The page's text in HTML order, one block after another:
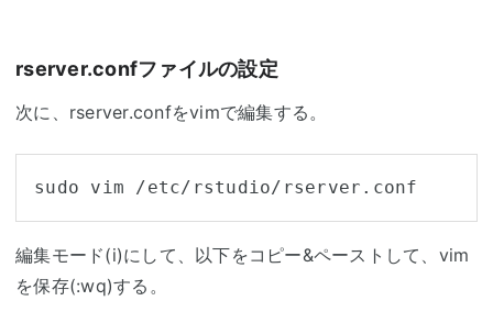
rserver.confファイルの設定
次に、rserver.confをvimで編集する。
編集モード(i)にして、以下をコピー&ペーストして、vim
を保存(:wq)する。